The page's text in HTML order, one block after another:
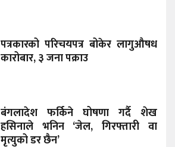
पत्रकारको परिचयपत्र बोकेर लागुऔषध
कारोबार, ३ जना पक्राउ
बंगलादेश फर्किने घोषणा गर्दै शेख
हसिनाले भनिन ‘जेल, गिरफ्तारी वा
मृत्युको डर छैन’